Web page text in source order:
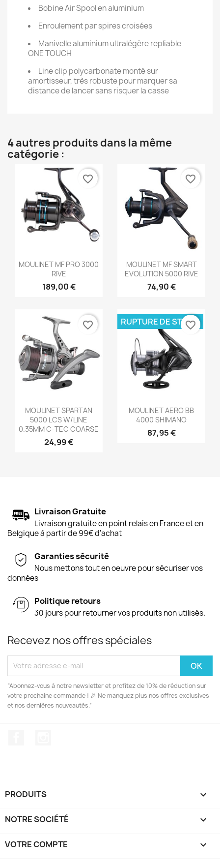
Bobine Air Spool en aluminium
Enroulement par spires croisées
Manivelle aluminium ultralégère repliable
ONE TOUCH
Line clip polycarbonate monté sur
amortisseur, très robuste pour marquer sa
distance de lancer sans risquer la casse
4 autres produits dans la même
catégorie :
 Aperçu rapide
MOULINET MF PRO 3000
RIVE
189,00 €
favorite_border
 Aperçu rapide
MOULINET MF SMART
EVOLUTION 5000 RIVE
74,90 €
favorite_border
Aperçu rapide
MOULINET SPARTAN
5000 LCS W/LINE
0.35MM C-TEC COARSE
24,99 €
favorite_border
Aperçu rapide
MOULINET AERO BB
4000 SHIMANO
87,95 €
RUPTURE DE STOCK
favorite_border
Livraison Gratuite
Livraison gratuite en point relais en France et en
Belgique à partir de 99€ d'achat
Garanties sécurité
Nous mettons tout en oeuvre pour sécuriser vos
données
Politique retours
30 jours pour retourner vos produits non utilisés.
Recevez nos offres spéciales
“Abonnez-vous à notre newsletter et profitez de 10% de réduction sur
votre prochaine commande ! 🎉 Ne manquez plus nos offres exclusives
et nos dernières nouveautés.”
PRODUITS 
NOTRE SOCIÉTÉ 
VOTRE COMPTE 